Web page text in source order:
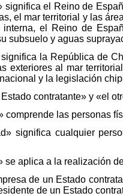
el Reino de
el mar territorial y las
el Reino de
subsuelo y aguas
la República de
exteriores al mar
y la legislación
contratante» y «el
las personas
significa cualquier
aplica a la realización
de un Estado
de un Estado